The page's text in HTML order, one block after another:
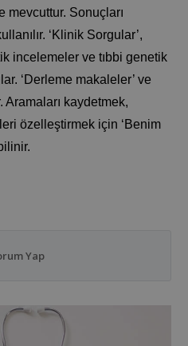
mevcuttur. Sonuçları
‘Klinik Sorgular’,
incelemeler ve tıbbi genetik
‘Derleme makaleler’ ve
Aramaları kaydetmek,
özelleştirmek için ‘Benim
Yap